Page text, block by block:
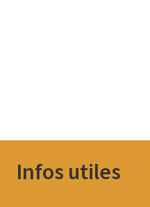
Infos utiles